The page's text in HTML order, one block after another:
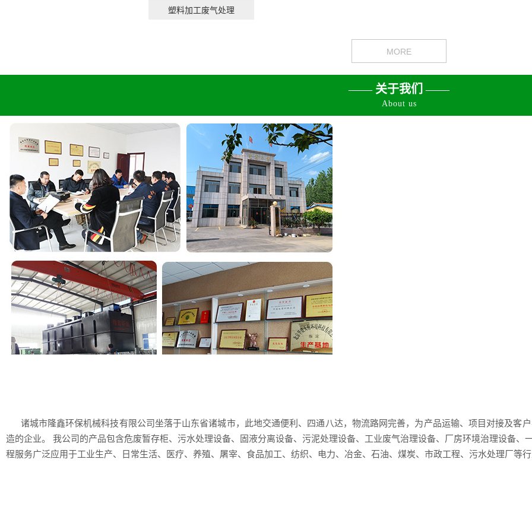
塑料加工废气处理
MORE
——关于我们——
About us
诸城市隆鑫环保机械科技有限公司坐落于山东省诸城市，此地交通便利、四通八达，物流路网完善，为产品运输、项目对接及客
造的企业。 我公司的产品包含危废暂存柜、污水处理设备、固液分离设备、污泥处理设备、工业废气治理设备、厂房环境治理设备
程服务广泛应用于工业生产、日常生活、医疗、养殖、屠宰、食品加工、纺织、电力、冶金、石油、煤炭、市政工程、污水处理厂等